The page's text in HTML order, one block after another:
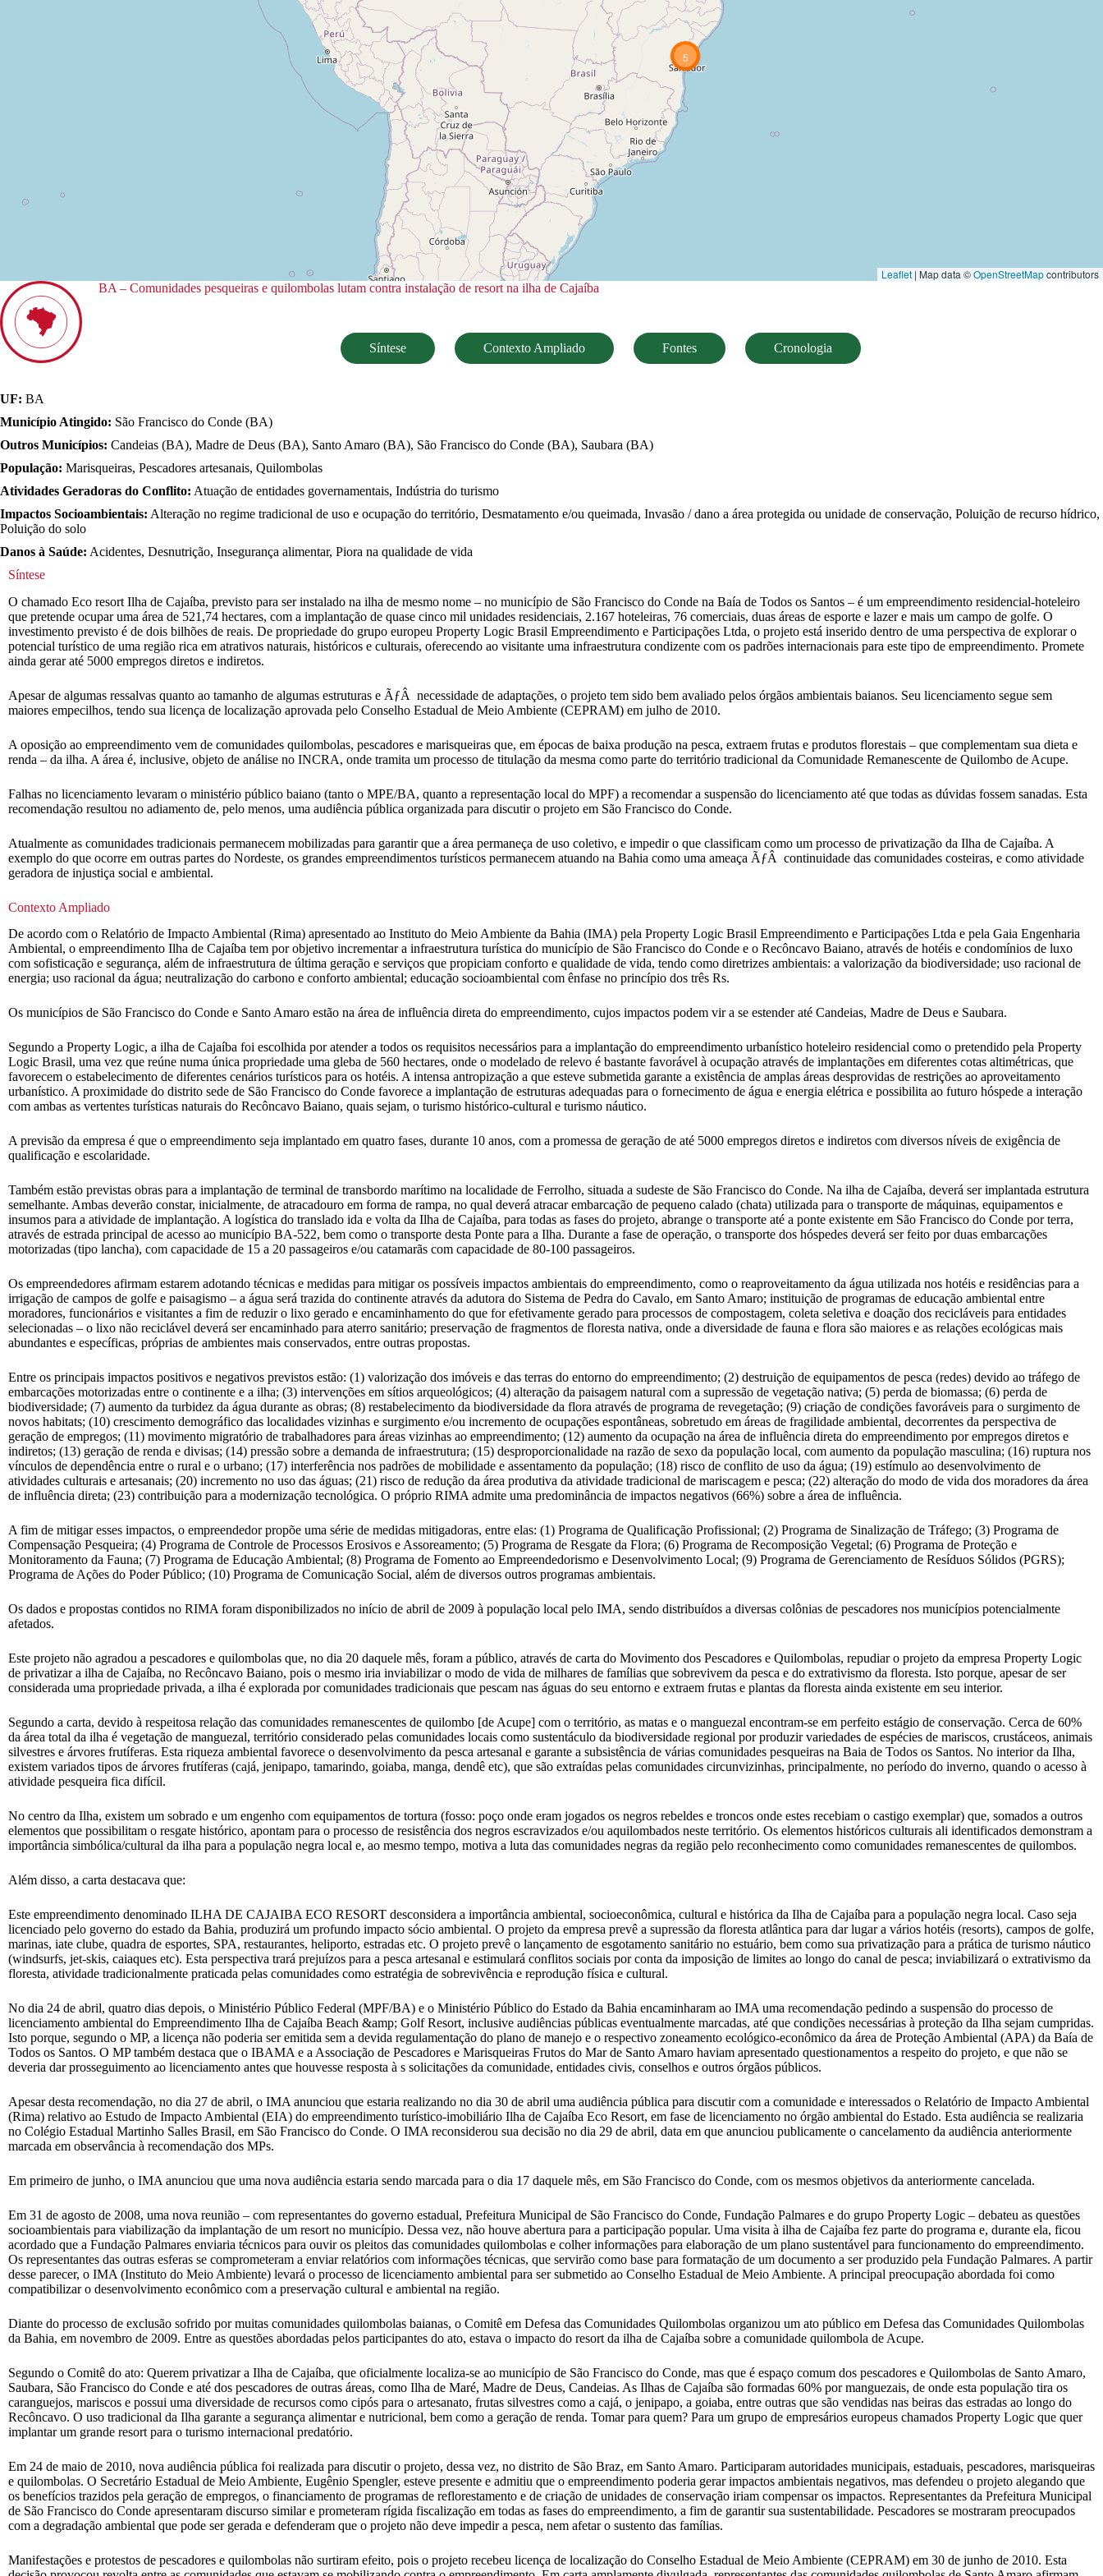
5
Leaflet | Map data ©OpenStreetMapcontributors
BA – Comunidades pesqueiras e quilombolas lutam contra instalação de resort na ilha de Cajaíba
Síntese Contexto Ampliado Fontes Cronologia
UF: BA
Município Atingido: São Francisco do Conde (BA)
Outros Municípios: Candeias (BA), Madre de Deus (BA), Santo Amaro (BA), São Francisco do Conde (BA), Saubara (BA)
População: Marisqueiras, Pescadores artesanais, Quilombolas
Atividades Geradoras do Conflito: Atuação de entidades governamentais, Indústria do turismo
Impactos Socioambientais: Alteração no regime tradicional de uso e ocupação do território, Desmatamento e/ou queimada, Invasão / dano a área protegida ou unidade de conservação, Poluição de recurso hídrico,
Poluição do solo
Danos à Saúde: Acidentes, Desnutrição, Insegurança alimentar, Piora na qualidade de vida
Síntese
O chamado Eco resort Ilha de Cajaíba, previsto para ser instalado na ilha de mesmo nome – no município de São Francisco do Conde na Baía de Todos os Santos – é um empreendimento residencial-hoteleiro
que pretende ocupar uma área de 521,74 hectares, com a implantação de quase cinco mil unidades residenciais, 2.167 hoteleiras, 76 comerciais, duas áreas de esporte e lazer e mais um campo de golfe. O
investimento previsto é de dois bilhões de reais. De propriedade do grupo europeu Property Logic Brasil Empreendimento e Participações Ltda, o projeto está inserido dentro de uma perspectiva de explorar o
potencial turístico de uma região rica em atrativos naturais, históricos e culturais, oferecendo ao visitante uma infraestrutura condizente com os padrões internacionais para este tipo de empreendimento. Promete
ainda gerar até 5000 empregos diretos e indiretos.
Apesar de algumas ressalvas quanto ao tamanho de algumas estruturas e ÃƒÂ necessidade de adaptações, o projeto tem sido bem avaliado pelos órgãos ambientais baianos. Seu licenciamento segue sem
maiores empecilhos, tendo sua licença de localização aprovada pelo Conselho Estadual de Meio Ambiente (CEPRAM) em julho de 2010.
A oposição ao empreendimento vem de comunidades quilombolas, pescadores e marisqueiras que, em épocas de baixa produção na pesca, extraem frutas e produtos florestais – que complementam sua dieta e
renda – da ilha. A área é, inclusive, objeto de análise no INCRA, onde tramita um processo de titulação da mesma como parte do território tradicional da Comunidade Remanescente de Quilombo de Acupe.
Falhas no licenciamento levaram o ministério público baiano (tanto o MPE/BA, quanto a representação local do MPF) a recomendar a suspensão do licenciamento até que todas as dúvidas fossem sanadas. Esta
recomendação resultou no adiamento de, pelo menos, uma audiência pública organizada para discutir o projeto em São Francisco do Conde.
Atualmente as comunidades tradicionais permanecem mobilizadas para garantir que a área permaneça de uso coletivo, e impedir o que classificam como um processo de privatização da Ilha de Cajaíba. A
exemplo do que ocorre em outras partes do Nordeste, os grandes empreendimentos turísticos permanecem atuando na Bahia como uma ameaça ÃƒÂ continuidade das comunidades costeiras, e como atividade
geradora de injustiça social e ambiental.
Contexto Ampliado
De acordo com o Relatório de Impacto Ambiental (Rima) apresentado ao Instituto do Meio Ambiente da Bahia (IMA) pela Property Logic Brasil Empreendimento e Participações Ltda e pela Gaia Engenharia
Ambiental, o empreendimento Ilha de Cajaíba tem por objetivo incrementar a infraestrutura turística do município de São Francisco do Conde e o Recôncavo Baiano, através de hotéis e condomínios de luxo
com sofisticação e segurança, além de infraestrutura de última geração e serviços que propiciam conforto e qualidade de vida, tendo como diretrizes ambientais: a valorização da biodiversidade; uso racional de
energia; uso racional da água; neutralização do carbono e conforto ambiental; educação socioambiental com ênfase no princípio dos três Rs.
Os municípios de São Francisco do Conde e Santo Amaro estão na área de influência direta do empreendimento, cujos impactos podem vir a se estender até Candeias, Madre de Deus e Saubara.
Segundo a Property Logic, a ilha de Cajaíba foi escolhida por atender a todos os requisitos necessários para a implantação do empreendimento urbanístico hoteleiro residencial como o pretendido pela Property
Logic Brasil, uma vez que reúne numa única propriedade uma gleba de 560 hectares, onde o modelado de relevo é bastante favorável à ocupação através de implantações em diferentes cotas altimétricas, que
favorecem o estabelecimento de diferentes cenários turísticos para os hotéis. A intensa antropização a que esteve submetida garante a existência de amplas áreas desprovidas de restrições ao aproveitamento
urbanístico. A proximidade do distrito sede de São Francisco do Conde favorece a implantação de estruturas adequadas para o fornecimento de água e energia elétrica e possibilita ao futuro hóspede a interação
com ambas as vertentes turísticas naturais do Recôncavo Baiano, quais sejam, o turismo histórico-cultural e turismo náutico.
A previsão da empresa é que o empreendimento seja implantado em quatro fases, durante 10 anos, com a promessa de geração de até 5000 empregos diretos e indiretos com diversos níveis de exigência de
qualificação e escolaridade.
Também estão previstas obras para a implantação de terminal de transbordo marítimo na localidade de Ferrolho, situada a sudeste de São Francisco do Conde. Na ilha de Cajaíba, deverá ser implantada estrutura
semelhante. Ambas deverão constar, inicialmente, de atracadouro em forma de rampa, no qual deverá atracar embarcação de pequeno calado (chata) utilizada para o transporte de máquinas, equipamentos e
insumos para a atividade de implantação. A logística do translado ida e volta da Ilha de Cajaíba, para todas as fases do projeto, abrange o transporte até a ponte existente em São Francisco do Conde por terra,
através de estrada principal de acesso ao município BA-522, bem como o transporte desta Ponte para a Ilha. Durante a fase de operação, o transporte dos hóspedes deverá ser feito por duas embarcações
motorizadas (tipo lancha), com capacidade de 15 a 20 passageiros e/ou catamarãs com capacidade de 80-100 passageiros.
Os empreendedores afirmam estarem adotando técnicas e medidas para mitigar os possíveis impactos ambientais do empreendimento, como o reaproveitamento da água utilizada nos hotéis e residências para a
irrigação de campos de golfe e paisagismo – a água será trazida do continente através da adutora do Sistema de Pedra do Cavalo, em Santo Amaro; instituição de programas de educação ambiental entre
moradores, funcionários e visitantes a fim de reduzir o lixo gerado e encaminhamento do que for efetivamente gerado para processos de compostagem, coleta seletiva e doação dos recicláveis para entidades
selecionadas – o lixo não reciclável deverá ser encaminhado para aterro sanitário; preservação de fragmentos de floresta nativa, onde a diversidade de fauna e flora são maiores e as relações ecológicas mais
abundantes e específicas, próprias de ambientes mais conservados, entre outras propostas.
Entre os principais impactos positivos e negativos previstos estão: (1) valorização dos imóveis e das terras do entorno do empreendimento; (2) destruição de equipamentos de pesca (redes) devido ao tráfego de
embarcações motorizadas entre o continente e a ilha; (3) intervenções em sítios arqueológicos; (4) alteração da paisagem natural com a supressão de vegetação nativa; (5) perda de biomassa; (6) perda de
biodiversidade; (7) aumento da turbidez da água durante as obras; (8) restabelecimento da biodiversidade da flora através de programa de revegetação; (9) criação de condições favoráveis para o surgimento de
novos habitats; (10) crescimento demográfico das localidades vizinhas e surgimento e/ou incremento de ocupações espontâneas, sobretudo em áreas de fragilidade ambiental, decorrentes da perspectiva de
geração de empregos; (11) movimento migratório de trabalhadores para áreas vizinhas ao empreendimento; (12) aumento da ocupação na área de influência direta do empreendimento por empregos diretos e
indiretos; (13) geração de renda e divisas; (14) pressão sobre a demanda de infraestrutura; (15) desproporcionalidade na razão de sexo da população local, com aumento da população masculina; (16) ruptura nos
vínculos de dependência entre o rural e o urbano; (17) interferência nos padrões de mobilidade e assentamento da população; (18) risco de conflito de uso da água; (19) estímulo ao desenvolvimento de
atividades culturais e artesanais; (20) incremento no uso das águas; (21) risco de redução da área produtiva da atividade tradicional de mariscagem e pesca; (22) alteração do modo de vida dos moradores da área
de influência direta; (23) contribuição para a modernização tecnológica. O próprio RIMA admite uma predominância de impactos negativos (66%) sobre a área de influência.
A fim de mitigar esses impactos, o empreendedor propõe uma série de medidas mitigadoras, entre elas: (1) Programa de Qualificação Profissional; (2) Programa de Sinalização de Tráfego; (3) Programa de
Compensação Pesqueira; (4) Programa de Controle de Processos Erosivos e Assoreamento; (5) Programa de Resgate da Flora; (6) Programa de Recomposição Vegetal; (6) Programa de Proteção e
Monitoramento da Fauna; (7) Programa de Educação Ambiental; (8) Programa de Fomento ao Empreendedorismo e Desenvolvimento Local; (9) Programa de Gerenciamento de Resíduos Sólidos (PGRS);
Programa de Ações do Poder Público; (10) Programa de Comunicação Social, além de diversos outros programas ambientais.
Os dados e propostas contidos no RIMA foram disponibilizados no início de abril de 2009 à população local pelo IMA, sendo distribuídos a diversas colônias de pescadores nos municípios potencialmente
afetados.
Este projeto não agradou a pescadores e quilombolas que, no dia 20 daquele mês, foram a público, através de carta do Movimento dos Pescadores e Quilombolas, repudiar o projeto da empresa Property Logic
de privatizar a ilha de Cajaíba, no Recôncavo Baiano, pois o mesmo iria inviabilizar o modo de vida de milhares de famílias que sobrevivem da pesca e do extrativismo da floresta. Isto porque, apesar de ser
considerada uma propriedade privada, a ilha é explorada por comunidades tradicionais que pescam nas águas do seu entorno e extraem frutas e plantas da floresta ainda existente em seu interior.
Segundo a carta, devido à respeitosa relação das comunidades remanescentes de quilombo [de Acupe] com o território, as matas e o manguezal encontram-se em perfeito estágio de conservação. Cerca de 60%
da área total da ilha é vegetação de manguezal, território considerado pelas comunidades locais como sustentáculo da biodiversidade regional por produzir variedades de espécies de mariscos, crustáceos, animais
silvestres e árvores frutíferas. Esta riqueza ambiental favorece o desenvolvimento da pesca artesanal e garante a subsistência de várias comunidades pesqueiras na Baia de Todos os Santos. No interior da Ilha,
existem variados tipos de árvores frutíferas (cajá, jenipapo, tamarindo, goiaba, manga, dendê etc), que são extraídas pelas comunidades circunvizinhas, principalmente, no período do inverno, quando o acesso à
atividade pesqueira fica difícil.
No centro da Ilha, existem um sobrado e um engenho com equipamentos de tortura (fosso: poço onde eram jogados os negros rebeldes e troncos onde estes recebiam o castigo exemplar) que, somados a outros
elementos que possibilitam o resgate histórico, apontam para o processo de resistência dos negros escravizados e/ou aquilombados neste território. Os elementos históricos culturais ali identificados demonstram a
importância simbólica/cultural da ilha para a população negra local e, ao mesmo tempo, motiva a luta das comunidades negras da região pelo reconhecimento como comunidades remanescentes de quilombos.
Além disso, a carta destacava que:
Este empreendimento denominado ILHA DE CAJAIBA ECO RESORT desconsidera a importância ambiental, socioeconômica, cultural e histórica da Ilha de Cajaíba para a população negra local. Caso seja
licenciado pelo governo do estado da Bahia, produzirá um profundo impacto sócio ambiental. O projeto da empresa prevê a supressão da floresta atlântica para dar lugar a vários hotéis (resorts), campos de golfe,
marinas, iate clube, quadra de esportes, SPA, restaurantes, heliporto, estradas etc. O projeto prevê o lançamento de esgotamento sanitário no estuário, bem como sua privatização para a prática de turismo náutico
(windsurfs, jet-skis, caiaques etc). Esta perspectiva trará prejuízos para a pesca artesanal e estimulará conflitos sociais por conta da imposição de limites ao longo do canal de pesca; inviabilizará o extrativismo da
floresta, atividade tradicionalmente praticada pelas comunidades como estratégia de sobrevivência e reprodução física e cultural.
No dia 24 de abril, quatro dias depois, o Ministério Público Federal (MPF/BA) e o Ministério Público do Estado da Bahia encaminharam ao IMA uma recomendação pedindo a suspensão do processo de
licenciamento ambiental do Empreendimento Ilha de Cajaíba Beach &amp; Golf Resort, inclusive audiências públicas eventualmente marcadas, até que condições necessárias à proteção da Ilha sejam cumpridas.
Isto porque, segundo o MP, a licença não poderia ser emitida sem a devida regulamentação do plano de manejo e o respectivo zoneamento ecológico-econômico da área de Proteção Ambiental (APA) da Baía de
Todos os Santos. O MP também destaca que o IBAMA e a Associação de Pescadores e Marisqueiras Frutos do Mar de Santo Amaro haviam apresentado questionamentos a respeito do projeto, e que não se
deveria dar prosseguimento ao licenciamento antes que houvesse resposta à s solicitações da comunidade, entidades civis, conselhos e outros órgãos públicos.
Apesar desta recomendação, no dia 27 de abril, o IMA anunciou que estaria realizando no dia 30 de abril uma audiência pública para discutir com a comunidade e interessados o Relatório de Impacto Ambiental
(Rima) relativo ao Estudo de Impacto Ambiental (EIA) do empreendimento turístico-imobiliário Ilha de Cajaíba Eco Resort, em fase de licenciamento no órgão ambiental do Estado. Esta audiência se realizaria
no Colégio Estadual Martinho Salles Brasil, em São Francisco do Conde. O IMA reconsiderou sua decisão no dia 29 de abril, data em que anunciou publicamente o cancelamento da audiência anteriormente
marcada em observância à recomendação dos MPs.
Em primeiro de junho, o IMA anunciou que uma nova audiência estaria sendo marcada para o dia 17 daquele mês, em São Francisco do Conde, com os mesmos objetivos da anteriormente cancelada.
Em 31 de agosto de 2008, uma nova reunião – com representantes do governo estadual, Prefeitura Municipal de São Francisco do Conde, Fundação Palmares e do grupo Property Logic – debateu as questões
socioambientais para viabilização da implantação de um resort no município. Dessa vez, não houve abertura para a participação popular. Uma visita à ilha de Cajaíba fez parte do programa e, durante ela, ficou
acordado que a Fundação Palmares enviaria técnicos para ouvir os pleitos das comunidades quilombolas e colher informações para elaboração de um plano sustentável para funcionamento do empreendimento.
Os representantes das outras esferas se comprometeram a enviar relatórios com informações técnicas, que servirão como base para formatação de um documento a ser produzido pela Fundação Palmares. A partir
desse parecer, o IMA (Instituto do Meio Ambiente) levará o processo de licenciamento ambiental para ser submetido ao Conselho Estadual de Meio Ambiente. A principal preocupação abordada foi como
compatibilizar o desenvolvimento econômico com a preservação cultural e ambiental na região.
Diante do processo de exclusão sofrido por muitas comunidades quilombolas baianas, o Comitê em Defesa das Comunidades Quilombolas organizou um ato público em Defesa das Comunidades Quilombolas
da Bahia, em novembro de 2009. Entre as questões abordadas pelos participantes do ato, estava o impacto do resort da ilha de Cajaíba sobre a comunidade quilombola de Acupe.
Segundo o Comitê do ato: Querem privatizar a Ilha de Cajaíba, que oficialmente localiza-se ao município de São Francisco do Conde, mas que é espaço comum dos pescadores e Quilombolas de Santo Amaro,
Saubara, São Francisco do Conde e até dos pescadores de outras áreas, como Ilha de Maré, Madre de Deus, Candeias. As Ilhas de Cajaíba são formadas 60% por manguezais, de onde esta população tira os
caranguejos, mariscos e possui uma diversidade de recursos como cipós para o artesanato, frutas silvestres como a cajá, o jenipapo, a goiaba, entre outras que são vendidas nas beiras das estradas ao longo do
Recôncavo. O uso tradicional da Ilha garante a segurança alimentar e nutricional, bem como a geração de renda. Tomar para quem? Para um grupo de empresários europeus chamados Property Logic que quer
implantar um grande resort para o turismo internacional predatório.
Em 24 de maio de 2010, nova audiência pública foi realizada para discutir o projeto, dessa vez, no distrito de São Braz, em Santo Amaro. Participaram autoridades municipais, estaduais, pescadores, marisqueiras
e quilombolas. O Secretário Estadual de Meio Ambiente, Eugênio Spengler, esteve presente e admitiu que o empreendimento poderia gerar impactos ambientais negativos, mas defendeu o projeto alegando que
os benefícios trazidos pela geração de empregos, o financiamento de programas de reflorestamento e de criação de unidades de conservação iriam compensar os impactos. Representantes da Prefeitura Municipal
de São Francisco do Conde apresentaram discurso similar e prometeram rígida fiscalização em todas as fases do empreendimento, a fim de garantir sua sustentabilidade. Pescadores se mostraram preocupados
com a degradação ambiental que pode ser gerada e defenderam que o projeto não deve impedir a pesca, nem afetar o sustento das famílias.
Manifestações e protestos de pescadores e quilombolas não surtiram efeito, pois o projeto recebeu licença de localização do Conselho Estadual de Meio Ambiente (CEPRAM) em 30 de junho de 2010. Esta